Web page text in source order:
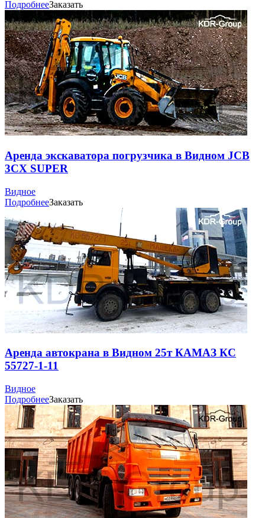
ПодробнееЗаказать
Аренда экскаватора погрузчика в Видном JCB
3CX SUPER
Видное
ПодробнееЗаказать
Аренда автокрана в Видном 25т КАМАЗ КС
55727-1-11
Видное
ПодробнееЗаказать